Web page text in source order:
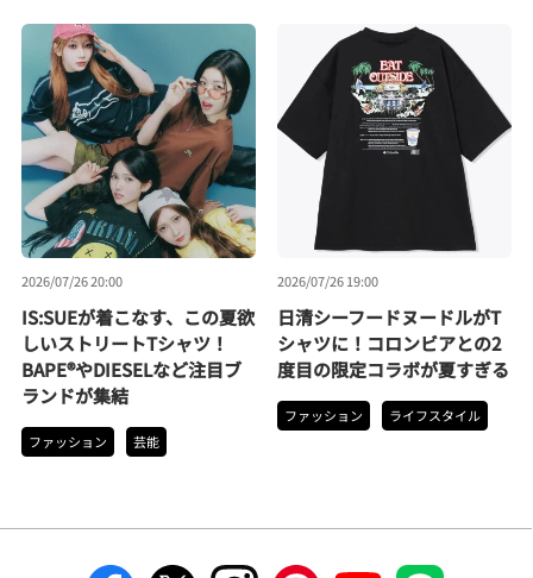
2026/07/26 20:00
IS:SUEが着こなす、この夏欲
しいストリートTシャツ！
BAPE®やDIESELなど注目ブ
ランドが集結
ファッション 芸能
2026/07/26 19:00
日清シーフードヌードルがT
シャツに！コロンビアとの2
度目の限定コラボが夏すぎる
ファッション ライフスタイル